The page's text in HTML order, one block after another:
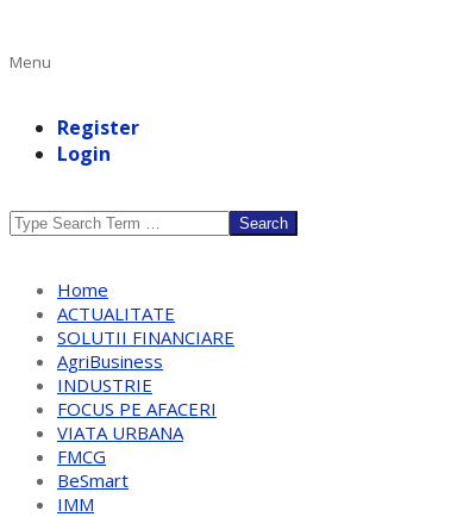
Primary
Menu
Register
Login
Search
Home
ACTUALITATE
SOLUTII FINANCIARE
AgriBusiness
INDUSTRIE
FOCUS PE AFACERI
VIATA URBANA
FMCG
BeSmart
IMM